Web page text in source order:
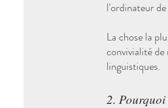
l'ordinateur
La chose la
convivialité
linguistiques.
2.